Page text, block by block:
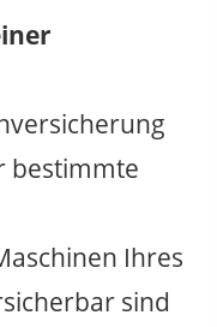
bestimmte
Ihres
sind